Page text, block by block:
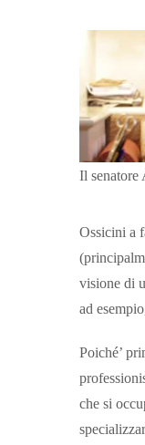
Il senatore
Ossicini a
visione di
ad
Poiché’
che si